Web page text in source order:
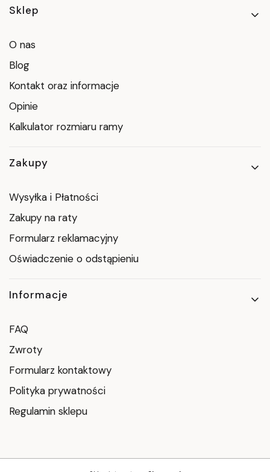
Linki w stopce
Sklep
O nas
Blog
Kontakt oraz informacje
Opinie
Kalkulator rozmiaru ramy
Zakupy
Wysyłka i Płatności
Zakupy na raty
Formularz reklamacyjny
Oświadczenie o odstąpieniu
Informacje
FAQ
Zwroty
Formularz kontaktowy
Polityka prywatności
Regulamin sklepu